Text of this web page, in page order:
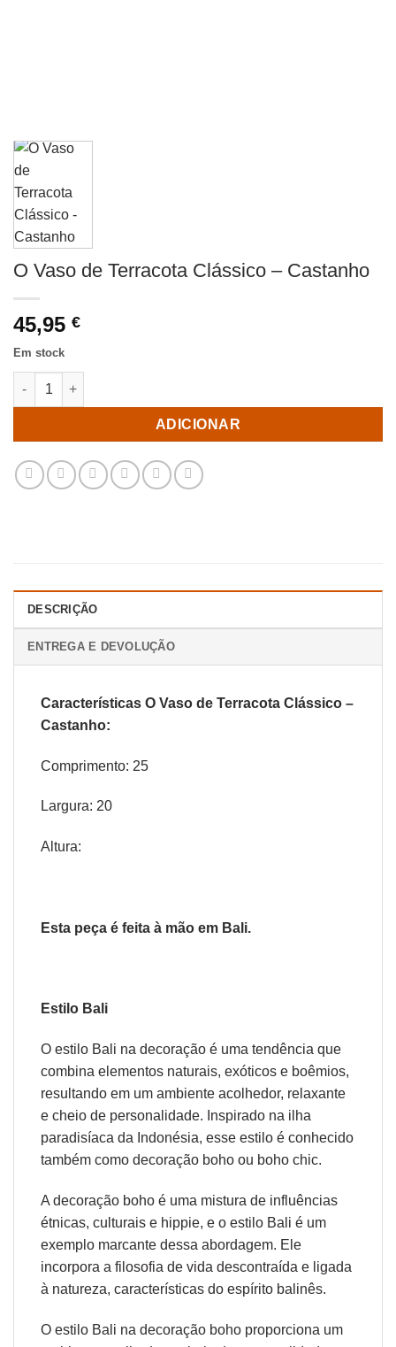
O Vaso de Terracota Clássico – Castanho
45,95 €
Em stock
Quantidade de O Vaso de Terracota Clássico - Castanho
ADICIONAR
DESCRIÇÃO
ENTREGA E DEVOLUÇÃO
Características O Vaso de Terracota Clássico –
Castanho:
Comprimento: 25
Largura: 20
Altura:
Esta peça é feita à mão em Bali.
Estilo Bali
O estilo Bali na decoração é uma tendência que
combina elementos naturais, exóticos e boêmios,
resultando em um ambiente acolhedor, relaxante
e cheio de personalidade. Inspirado na ilha
paradisíaca da Indonésia, esse estilo é conhecido
também como decoração boho ou boho chic.
A decoração boho é uma mistura de influências
étnicas, culturais e hippie, e o estilo Bali é um
exemplo marcante dessa abordagem. Ele
incorpora a filosofia de vida descontraída e ligada
à natureza, características do espírito balinês.
O estilo Bali na decoração boho proporciona um